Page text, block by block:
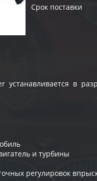
Срок поставки
устанавливается в
и турбины
регулировок